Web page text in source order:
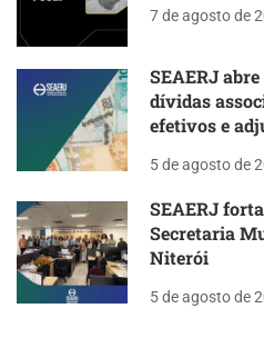
7 de agosto de
SEAERJ
dívidas
efetivos e
5 de agosto de
SEAERJ
Secretaria
Niterói
5 de agosto de